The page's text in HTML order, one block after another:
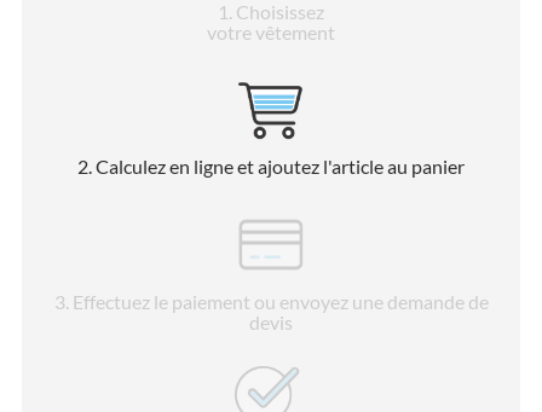
1 . Choisissez
votre vêtement
2. Calculez en ligne et ajoutez l'article au panier
3 . Effectuez le paiement ou envoyez une demande de
devis